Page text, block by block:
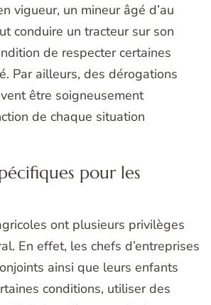
vigueur, un mineur âgé d’au
conduire un tracteur sur son
de respecter certaines
Par ailleurs, des dérogations
être soigneusement
de chaque situation
pour les
ont plusieurs privilèges
En effet, les chefs d’entreprises
ainsi que leurs enfants
conditions, utiliser des